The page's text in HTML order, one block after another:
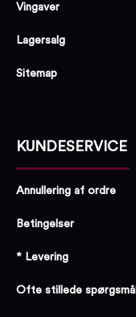
Vingaver
Lagersalg
Sitemap
KUNDESERVICE
Annullering af ordre
Betingelser
* Levering
Ofte stillede spørgsmål